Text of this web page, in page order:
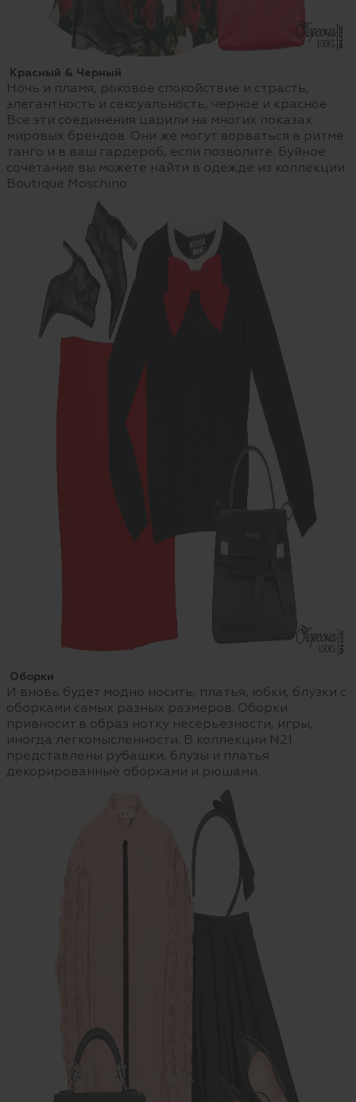
Красный & Черный
Ночь и пламя, роковое спокойствие и страсть,
элегантность и сексуальность, черное и красное.
Все эти соединения царили на многих показах
мировых брендов. Они же могут ворваться в ритме
танго и в ваш гардероб, если позволите. Буйное
сочетание вы можете найти в одежде из коллекции
Boutique Moschino.
Оборки
И вновь будет модно носить, платья, юбки, блузки с
оборками самых разных размеров. Оборки
привносит в образ нотку несерьезности, игры,
иногда легкомысленности. В коллекции N21
представлены рубашки, блузы и платья
декорированные оборками и рюшами.